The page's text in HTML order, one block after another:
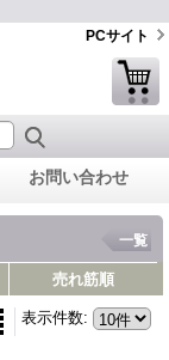
PCサイト
お問い合わせ
一覧
売れ筋順
表示件数: